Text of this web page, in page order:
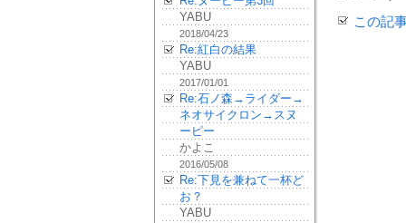
YABU
2018/04/23
Re:紅白の結果
YABU
2017/01/01
Re:石ノ森→ライダー→
ネオサイクロン→スヌ
ーピー
かよこ
2016/05/08
Re:下見を兼ねて一杯ど
お？
YABU
この記